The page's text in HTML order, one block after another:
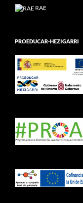
RAE
PROEDUCAR-HEZIGARRI